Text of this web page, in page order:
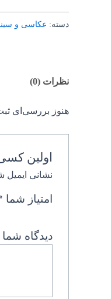
دسته: عکاسی و
نظرات (0)
هنوز بررسی‌ای
اولین
نشانی ایمیل
امتیاز شما
دیدگاه شما